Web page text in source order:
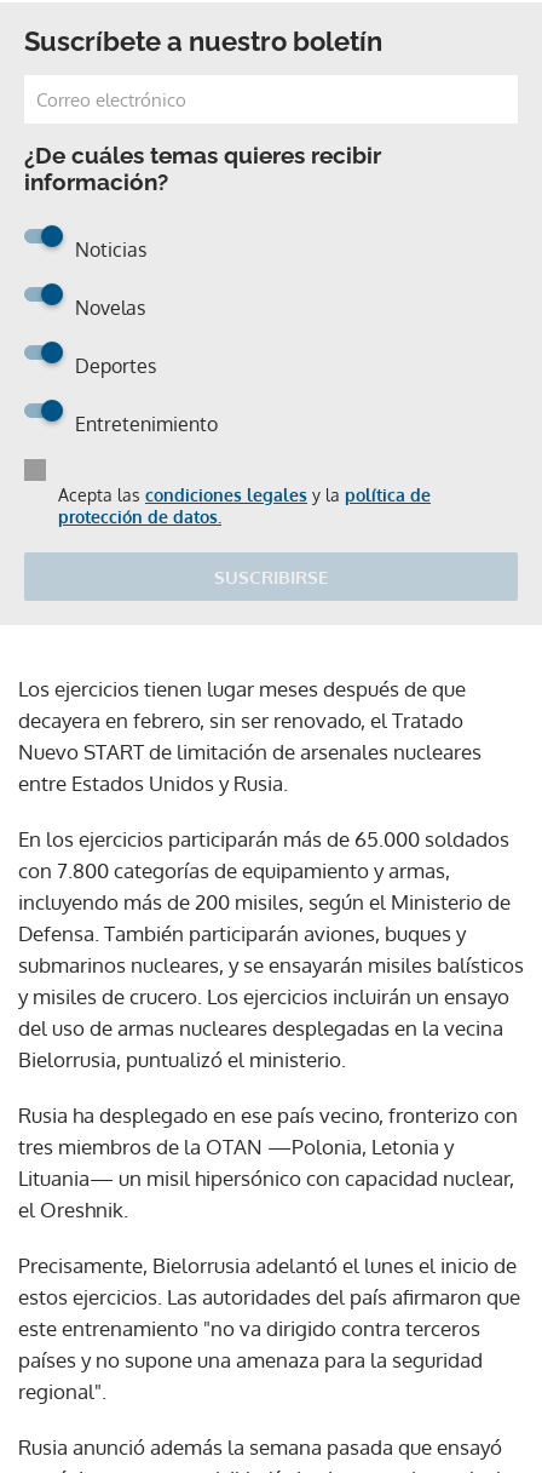
Suscríbete a nuestro boletín
¿De cuáles temas quieres recibir
información?
Noticias
Novelas
Deportes
Entretenimiento
Acepta las condiciones legales y la política de
protección de datos.
SUSCRIBIRSE
Los ejercicios tienen lugar meses después de que
decayera en febrero, sin ser renovado, el Tratado
Nuevo START de limitación de arsenales nucleares
entre Estados Unidos y Rusia.
En los ejercicios participarán más de 65.000 soldados
con 7.800 categorías de equipamiento y armas,
incluyendo más de 200 misiles, según el Ministerio de
Defensa. También participarán aviones, buques y
submarinos nucleares, y se ensayarán misiles balísticos
y misiles de crucero. Los ejercicios incluirán un ensayo
del uso de armas nucleares desplegadas en la vecina
Bielorrusia, puntualizó el ministerio.
Rusia ha desplegado en ese país vecino, fronterizo con
tres miembros de la OTAN —Polonia, Letonia y
Lituania— un misil hipersónico con capacidad nuclear,
el Oreshnik.
Precisamente, Bielorrusia adelantó el lunes el inicio de
estos ejercicios. Las autoridades del país afirmaron que
este entrenamiento "no va dirigido contra terceros
países y no supone una amenaza para la seguridad
regional".
Rusia anunció además la semana pasada que ensayó